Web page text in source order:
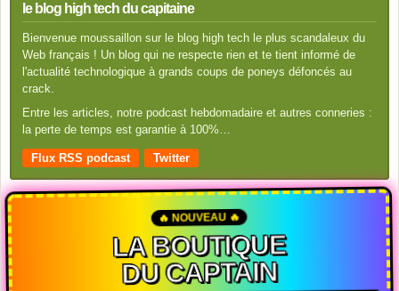
le blog high tech du capitaine
Bienvenue moussaillon sur le blog high tech le plus scandaleux du
Web français ! Un blog qui ne respecte rien et te tient informé de
l'actualité technologique à grands coups de poneys défoncés au
crack.
Entre les articles, notre podcast hebdomadaire et autres conneries :
la perte de temps est garantie à 100%…
Flux RSS podcast Twitter
🔥 NOUVEAU 🔥
LA BOUTIQUE
DU CAPTAIN